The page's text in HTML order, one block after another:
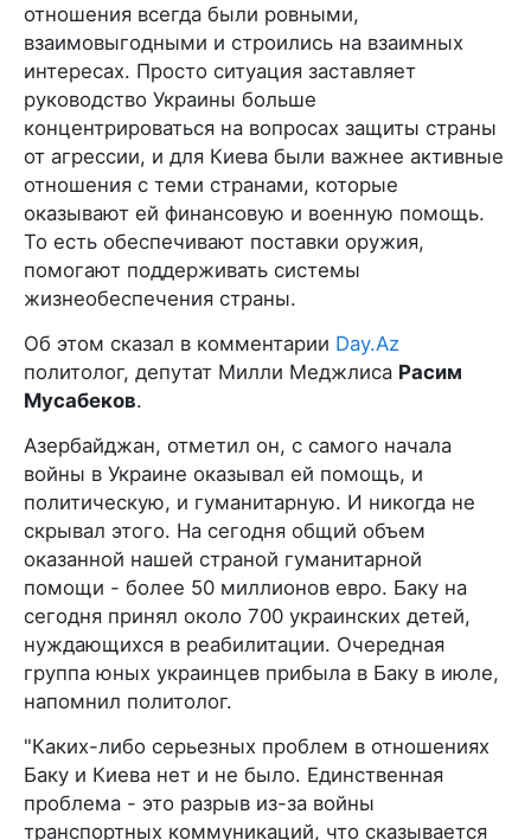
отношения всегда были ровными,
взаимовыгодными и строились на взаимных
интересах. Просто ситуация заставляет
руководство Украины больше
концентрироваться на вопросах защиты страны
от агрессии, и для Киева были важнее активные
отношения с теми странами, которые
оказывают ей финансовую и военную помощь.
То есть обеспечивают поставки оружия,
помогают поддерживать системы
жизнеобеспечения страны.
Об этом сказал в комментарии Day.Az
политолог, депутат Милли Меджлиса Расим
Мусабеков.
Азербайджан, отметил он, с самого начала
войны в Украине оказывал ей помощь, и
политическую, и гуманитарную. И никогда не
скрывал этого. На сегодня общий объем
оказанной нашей страной гуманитарной
помощи - более 50 миллионов евро. Баку на
сегодня принял около 700 украинских детей,
нуждающихся в реабилитации. Очередная
группа юных украинцев прибыла в Баку в июле,
напомнил политолог.
"Каких-либо серьезных проблем в отношениях
Баку и Киева нет и не было. Единственная
проблема - это разрыв из-за войны
транспортных коммуникаций, что сказывается